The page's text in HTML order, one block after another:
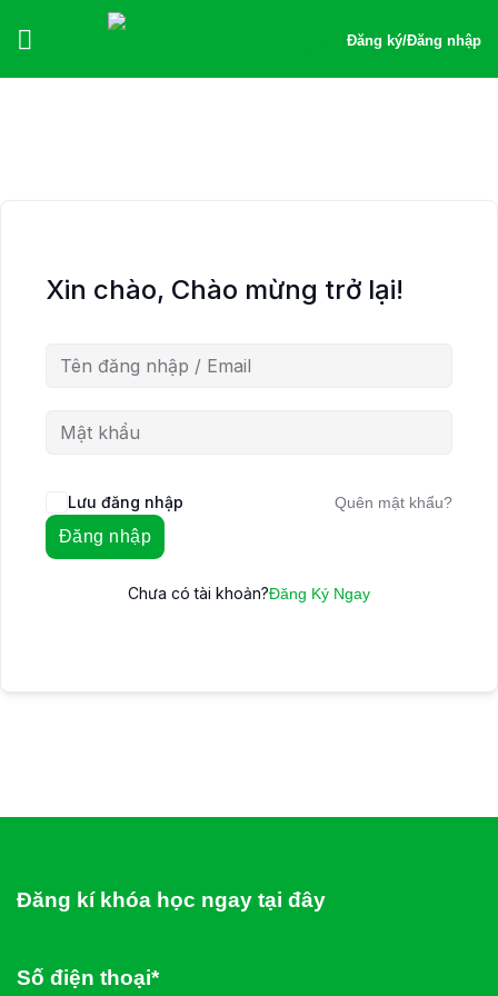
Đăng ký/Đăng nhập
Xin chào, Chào mừng trở lại!
Lưu đăng nhập Quên mật khẩu?
Đăng nhập
Chưa có tài khoản?Đăng Ký Ngay
Đăng kí khóa học ngay tại đây
Số điện thoại*